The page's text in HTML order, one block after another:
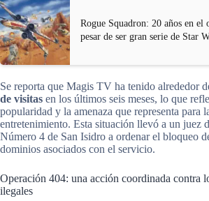
Rogue Squadron: 20 años en el
pesar de ser gran serie de Star
Se reporta que Magis TV ha tenido alrededor
de visitas en los últimos seis meses, lo que
popularidad y la amenaza que representa para
entretenimiento. Esta situación llevó a un juez
Número 4 de San Isidro a ordenar el bloqueo
dominios asociados con el servicio.
Operación 404: una acción coordinada contra
ilegales